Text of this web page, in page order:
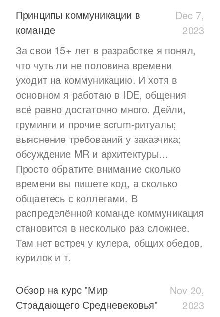
Принципы коммуникации в
команде
Dec 7,
2023
За свои 15+ лет в разработке я понял,
что чуть ли не половина времени
уходит на коммуникацию. И хотя в
основном я работаю в IDE, общения
всё равно достаточно много. Дейли,
груминги и прочие scrum-ритуалы;
выяснение требований у заказчика;
обсуждение MR и архитектуры…
Просто обратите внимание сколько
времени вы пишете код, а сколько
общаетесь с коллегами. В
распределённой команде коммуникация
становится в несколько раз сложнее.
Там нет встреч у кулера, общих обедов,
курилок и т.
Обзор на курс "Мир
Страдающего Средневековья"
Nov 20,
2023